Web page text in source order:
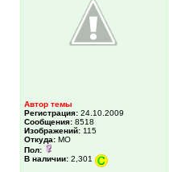
Автор темы
Регистрация: 24.10.2009
Сообщения: 8518
Изображений: 115
Откуда: МО
Пол:
В наличии: 2,301